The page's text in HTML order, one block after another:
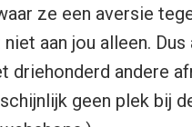
ze een aversie
aan jou alleen. Dus
driehonderd andere
geen plek bij